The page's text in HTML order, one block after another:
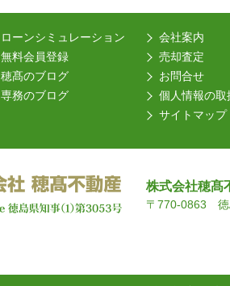
ローンシミュレーション
無料会員登録
穂髙のブログ
専務のブログ
会社案内
売却査定
お問合せ
個人情報の取
サイトマップ
株式会社穂髙
〒770-0863 徳